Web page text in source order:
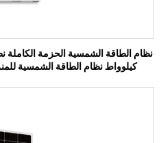
كيلوواط نظام الطاقة الشمسية